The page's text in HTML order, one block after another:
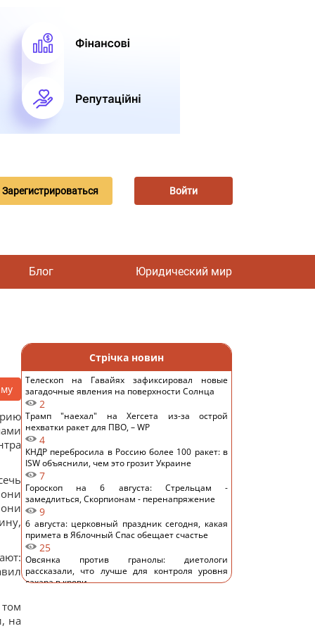
Зарегистрироваться Войти
Блог Юридический мир
на
Стрічка новин
Телескоп на Гавайях зафиксировал новые
загадочные явления на поверхности Солнца
2
Трамп "наехал" на Хегсета из-за острой
нехватки ракет для ПВО, – WP
4
КНДР перебросила в Россию более 100 ракет: в
ISW объяснили, чем это грозит Украине
7
Гороскоп на 6 августа: Стрельцам -
замедлиться, Скорпионам - перенапряжение
9
6 августа: церковный праздник сегодня, какая
примета в Яблочный Спас обещает счастье
25
Овсянка против гранолы: диетологи
рассказали, что лучше для контроля уровня
сахара в крови